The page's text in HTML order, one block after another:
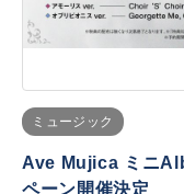
ミュージック
Ave Mujica ミニ
ペーン開催決定